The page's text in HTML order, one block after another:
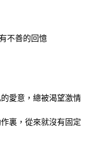
不善的回憶
愛意，總被渴望激情
裏，從來就沒有固定